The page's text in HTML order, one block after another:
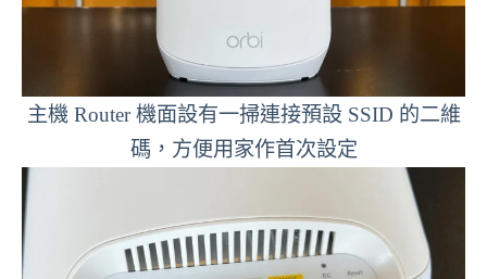
主機 Router 機面設有一掃連接預設 SSID 的二維
碼，方便用家作首次設定